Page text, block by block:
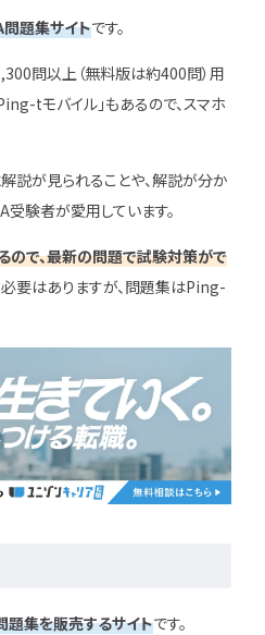
題集サイトです。
問以上（無料版は約400問）用
tモバイル」もあるので、スマホ
説が見られることや、解説が分か
受験者が愛用しています。
ので、最新の問題で試験対策がで
必要はありますが、問題集はPing-
集を販売するサイトです。